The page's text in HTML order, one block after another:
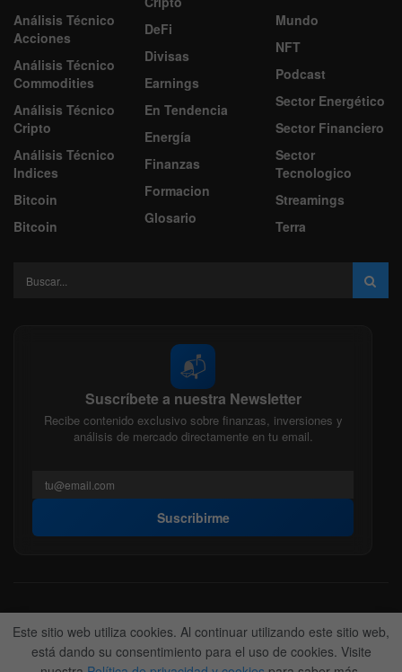
Análisis Técnico
Acciones
Análisis Técnico
Commodities
Análisis Técnico
Cripto
Análisis Técnico
Indices
Bitcoin
Bitcoin
DeFi
Divisas
Earnings
En Tendencia
Energía
Finanzas
Formacion
Glosario
Mundo
NFT
Podcast
Sector Energético
Sector Financiero
Sector
Tecnologico
Streamings
Terra
📬
Suscríbete a nuestra Newsletter
Recibe contenido exclusivo sobre finanzas, inversiones y
análisis de mercado directamente en tu email.
Suscribirme
Acerca de nosotros Politica Editorial
Nuestro Equipo
Contactanos
Anunciate
Este sitio web utiliza cookies. Al continuar utilizando este sitio web,
está dando su consentimiento para el uso de cookies. Visite